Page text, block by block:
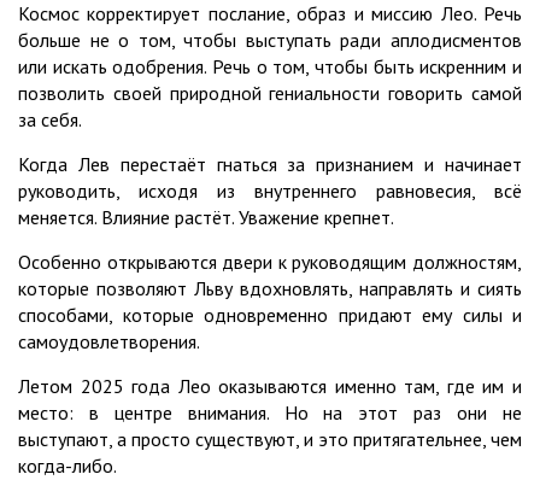
Космос корректирует послание, образ и миссию Лео. Речь
больше не о том, чтобы выступать ради аплодисментов
или искать одобрения. Речь о том, чтобы быть искренним и
позволить своей природной гениальности говорить самой
за себя.
Когда Лев перестаёт гнаться за признанием и начинает
руководить, исходя из внутреннего равновесия, всё
меняется. Влияние растёт. Уважение крепнет.
Особенно открываются двери к руководящим должностям,
которые позволяют Льву вдохновлять, направлять и сиять
способами, которые одновременно придают ему силы и
самоудовлетворения.
Летом 2025 года Лео оказываются именно там, где им и
место: в центре внимания. Но на этот раз они не
выступают, а просто существуют, и это притягательнее, чем
когда-либо.